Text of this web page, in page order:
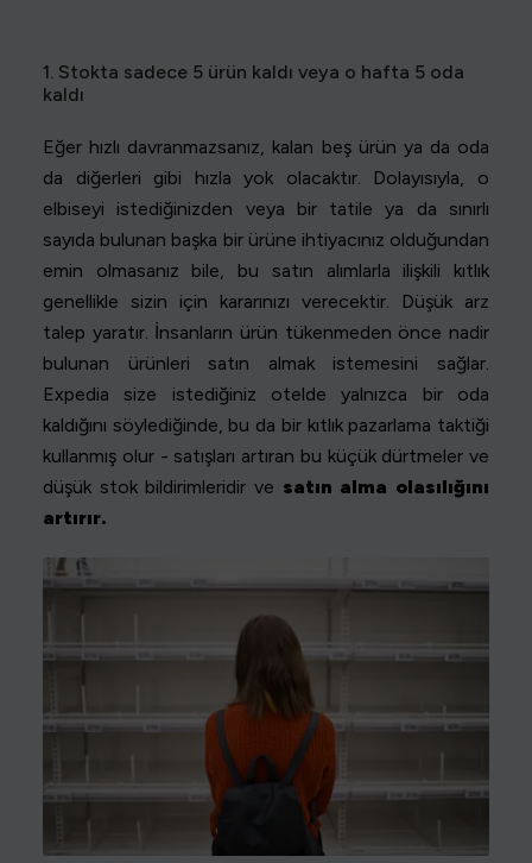
1. Stokta sadece 5 ürün kaldı veya o hafta 5 oda
kaldı
Eğer hızlı davranmazsanız, kalan beş ürün ya da oda
da diğerleri gibi hızla yok olacaktır. Dolayısıyla, o
elbiseyi istediğinizden veya bir tatile ya da sınırlı
sayıda bulunan başka bir ürüne ihtiyacınız olduğundan
emin olmasanız bile, bu satın alımlarla ilişkili kıtlık
genellikle sizin için kararınızı verecektir. Düşük arz
talep yaratır. İnsanların ürün tükenmeden önce nadir
bulunan ürünleri satın almak istemesini sağlar.
Expedia size istediğiniz otelde yalnızca bir oda
kaldığını söylediğinde, bu da bir kıtlık pazarlama taktiği
kullanmış olur - satışları artıran bu küçük dürtmeler ve
düşük stok bildirimleridir ve satın alma olasılığını
artırır.